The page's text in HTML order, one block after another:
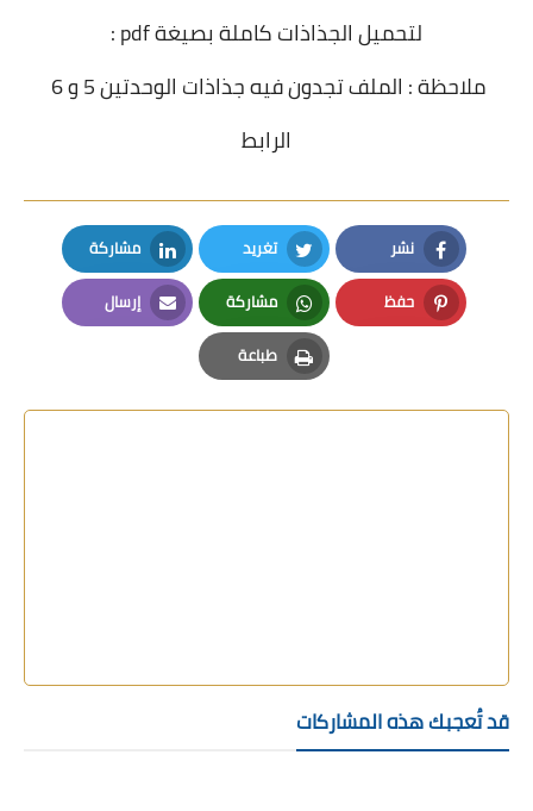
لتحميل الجذاذات كاملة بصيغة pdf :
ملاحظة : الملف تجدون فيه جذاذات الوحدتين 5 و 6
الرابط
نشر
Facebook
تغريد
Twitter
مشاركة
LinkedIn
حفظ
Pinterest
مشاركة
Whatsapp
إرسال
Email
طباعة
Print
قد تُعجبك هذه المشاركات